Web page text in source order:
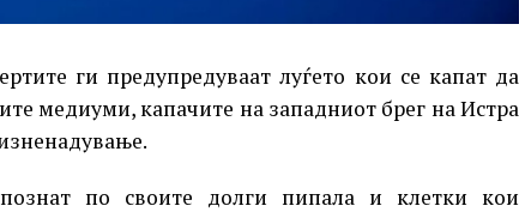
ги предупредуваат луѓето кои се капат да
медиуми, капачите на западниот брег на Истра
по своите долги пипала и клетки кои